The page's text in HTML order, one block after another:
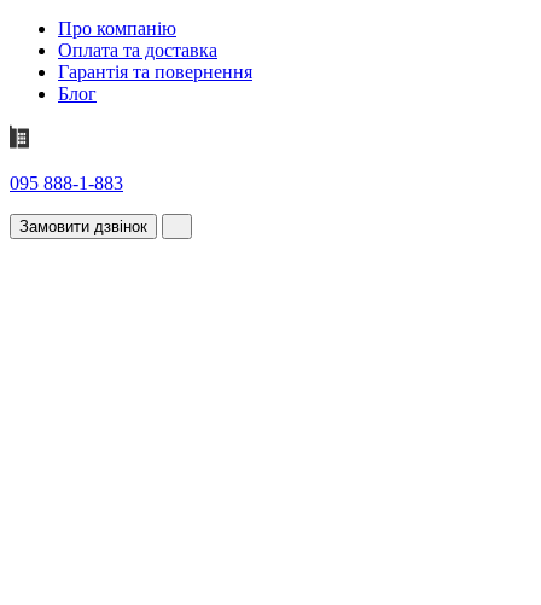
Про компанію
Оплата та доставка
Гарантія та повернення
Блог
095 888-1-883
Замовити дзвінок